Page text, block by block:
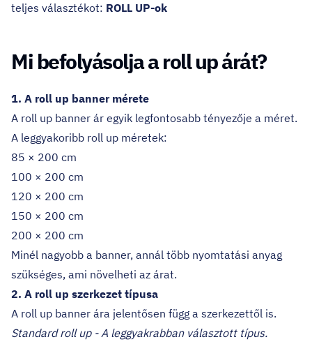
teljes választékot: ROLL UP-ok
Mi befolyásolja a roll up árát?
1. A roll up banner mérete
A roll up banner ár egyik legfontosabb tényezője a méret.
A leggyakoribb roll up méretek:
85 × 200 cm
100 × 200 cm
120 × 200 cm
150 × 200 cm
200 × 200 cm
Minél nagyobb a banner, annál több nyomtatási anyag
szükséges, ami növelheti az árat.
2. A roll up szerkezet típusa
A roll up banner ára jelentősen függ a szerkezettől is.
Standard roll up - A leggyakrabban választott típus.